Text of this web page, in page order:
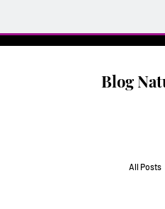
Blog
All Posts